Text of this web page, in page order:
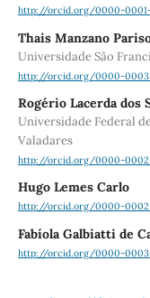
http://orcid.org/0000-0001-
Thais Manzano
Universidade São
http://orcid.org/0000-0003-
Rogério Lacerda dos
Universidade Federal
Valadares
http://orcid.org/0000-
Hugo Lemes Carlo
http://orcid.org/0000-0002-
Fabíola Galbiatti de
http://orcid.org/0000-0003-